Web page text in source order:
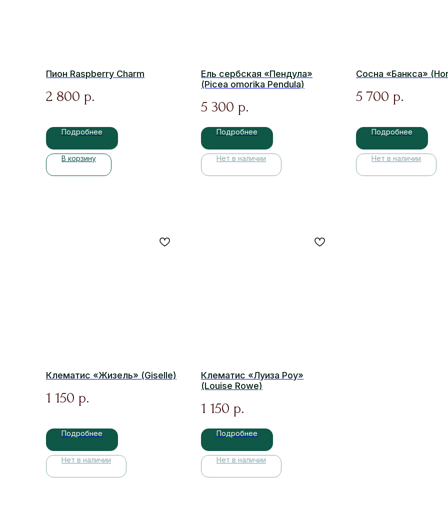
Пион Raspberry Charm
2 800 р.
Подробнее
В корзину
Ель сербская «Пендула»
(Picea omorika Pendula)
5 300 р.
Подробнее
Нет в наличии
Сосна «Банкса»
5 700 р.
Подробнее
Нет в наличии
Клематис «Жизель» (Giselle)
1 150 р.
Подробнее
Нет в наличии
Клематис «Луиза Роу»
(Louise Rowe)
1 150 р.
Подробнее
Нет в наличии